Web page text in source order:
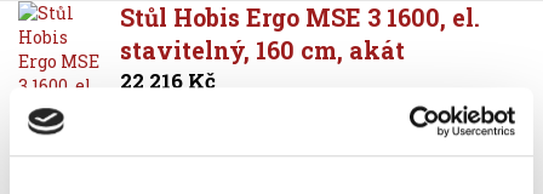
Stůl Hobis Ergo MSE 3 1600, el.
stavitelný, 160 cm, akát
22 216 Kč
Koupit